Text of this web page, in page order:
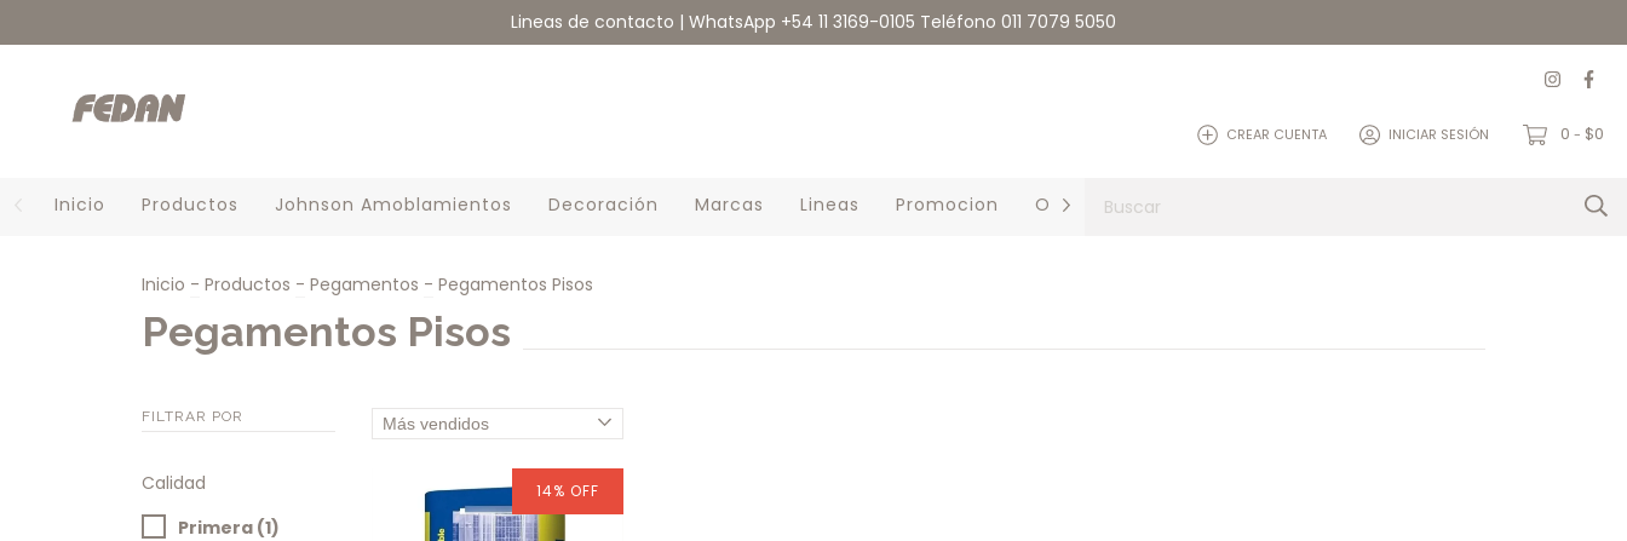
Lineas de contacto | WhatsApp +54 11 3169-0105 Teléfono 011 7079 5050
CREAR CUENTA INICIAR SESIÓN 0 - $0
Inicio Productos Johnson Amoblamientos Decoración Marcas Lineas Promocion Outlet Quienes somos
Inicio - Productos - Pegamentos - Pegamentos Pisos
Pegamentos Pisos
FILTRAR POR
Calidad
Primera (1)
14% OFF